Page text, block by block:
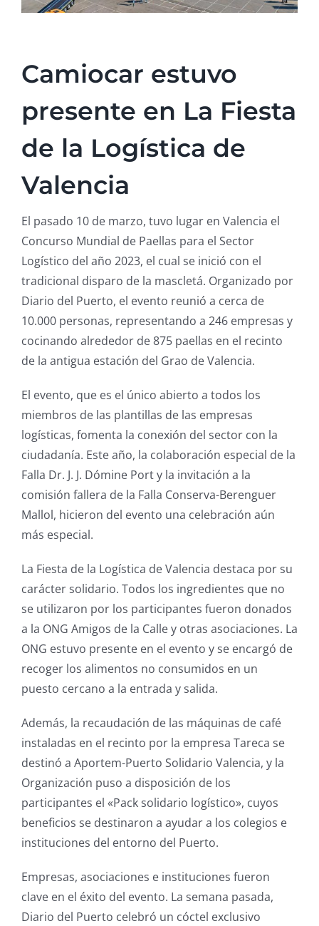
Camiocar estuvo
presente en La Fiesta
de la Logística de
Valencia
El pasado 10 de marzo, tuvo lugar en Valencia el
Concurso Mundial de Paellas para el Sector
Logístico del año 2023, el cual se inició con el
tradicional disparo de la mascletá. Organizado por
Diario del Puerto, el evento reunió a cerca de
10.000 personas, representando a 246 empresas y
cocinando alrededor de 875 paellas en el recinto
de la antigua estación del Grao de Valencia.
El evento, que es el único abierto a todos los
miembros de las plantillas de las empresas
logísticas, fomenta la conexión del sector con la
ciudadanía. Este año, la colaboración especial de la
Falla Dr. J. J. Dómine Port y la invitación a la
comisión fallera de la Falla Conserva-Berenguer
Mallol, hicieron del evento una celebración aún
más especial.
La Fiesta de la Logística de Valencia destaca por su
carácter solidario. Todos los ingredientes que no
se utilizaron por los participantes fueron donados
a la ONG Amigos de la Calle y otras asociaciones. La
ONG estuvo presente en el evento y se encargó de
recoger los alimentos no consumidos en un
puesto cercano a la entrada y salida.
Además, la recaudación de las máquinas de café
instaladas en el recinto por la empresa Tareca se
destinó a Aportem-Puerto Solidario Valencia, y la
Organización puso a disposición de los
participantes el «Pack solidario logístico», cuyos
beneficios se destinaron a ayudar a los colegios e
instituciones del entorno del Puerto.
Empresas, asociaciones e instituciones fueron
clave en el éxito del evento. La semana pasada,
Diario del Puerto celebró un cóctel exclusivo